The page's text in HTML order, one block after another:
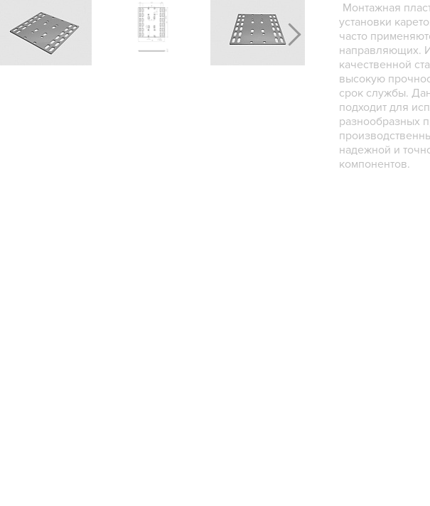
Монтажная пластина разработана для
установки
часто
направляющих.
качественной
высокую
срок службы.
подходит для
разнообразных
надежной и
компонентов.